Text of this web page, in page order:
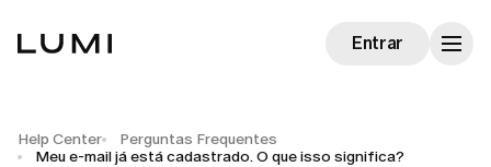
Entrar
Help Center
Perguntas Frequentes
Meu e-mail já está cadastrado. O que isso significa?